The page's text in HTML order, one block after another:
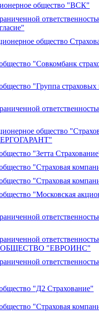
общество "ВСК"
общество
"Совкомбанк
"Группа
общество
"Зетта
"Страховая
"Страховая
"Московская
"ЕВРОИНС"
"Д2 Страхование"
"Страховая